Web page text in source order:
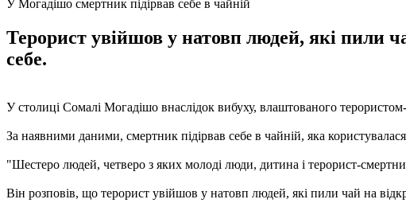
У Могадішо смертник підірвав себе в чайній
Терорист увійшов у натовп людей, які пили
себе.
У столиці Сомалі Могадішо внаслідок вибуху, влаштованого
За наявними даними, смертник підірвав себе в чайній, яка
"Шестеро людей, четверо з яких молоді люди, дитина і терорист-
Він розповів, що терорист увійшов у натовп людей, які пили чай на